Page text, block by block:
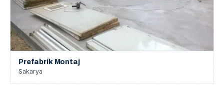
Prefabrik Montaj
Sakarya